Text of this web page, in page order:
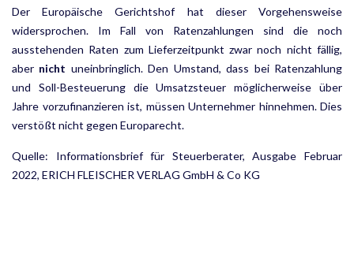
Der Europäische Gerichtshof hat dieser Vorgehensweise
widersprochen. Im Fall von Ratenzahlungen sind die noch
ausstehenden Raten zum Lieferzeitpunkt zwar noch nicht fällig,
aber nicht uneinbringlich. Den Umstand, dass bei Ratenzahlung
und Soll-Besteuerung die Umsatzsteuer möglicherweise über
Jahre vorzu­finanzieren ist, müssen Unternehmer hinnehmen. Dies
verstößt nicht gegen Europarecht.
Quelle: Informationsbrief für Steuerberater, Ausgabe Februar
2022, ERICH FLEISCHER VERLAG GmbH & Co KG